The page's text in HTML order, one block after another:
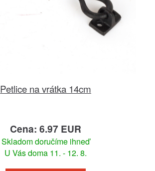
Petlice na vrátka 14cm
Cena: 6.97 EUR
Skladom doručíme ihneď
U Vás doma 11. - 12. 8.